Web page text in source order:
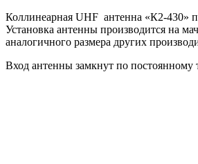
Коллинеарная UHF антенна «К2-430»
Установка антенны производится на
аналогичного размера других
Вход антенны замкнут по постоянному